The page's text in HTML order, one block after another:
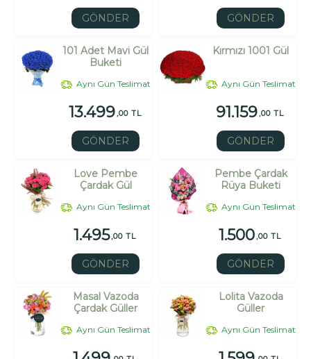
GÖNDER GÖNDER
101 Adet Mavi Gül
Buketi
Aynı Gün Teslimat
13.499,00 TL
GÖNDER
Kırmızı 1001 Gül
Aynı Gün Teslimat
91.159,00 TL
GÖNDER
Love Pembe
Çardak Gül
Aynı Gün Teslimat
1.495,00 TL
GÖNDER
Pembe Çardak
Rüya Buketi
Aynı Gün Teslimat
1.500,00 TL
GÖNDER
Masal Vazoda
Çardak Güller
Aynı Gün Teslimat
Lolita Vazoda
Güller
Aynı Gün Teslimat